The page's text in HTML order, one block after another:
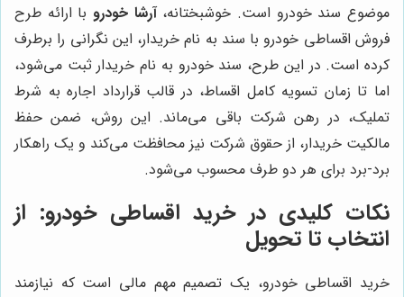
موضوع سند خودرو است. خوشبختانه،آرشا خودرو با ارائه طرح
فروش اقساطی خودرو با سند به نام خریدار، این نگرانی را برطرف
کرده است. در این طرح، سند خودرو به نام خریدار ثبت می‌شود،
اما تا زمان تسویه کامل اقساط، در قالب قرارداد اجاره به شرط
تملیک، در رهن شرکت باقی می‌ماند. این روش، ضمن حفظ
مالکیت خریدار، از حقوق شرکت نیز محافظت می‌کند و یک راهکار
برد-برد برای هر دو طرف محسوب می‌شود.
نکات کلیدی در خرید اقساطی خودرو: از
انتخاب تا تحویل
خرید اقساطی خودرو، یک تصمیم مهم مالی است که نیازمند